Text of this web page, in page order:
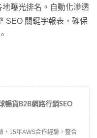
曝光排名。自動化滲透
SEO 關鍵字報表，確保
暢貨B2B網路行銷SEO
，15年AWS合作經驗，整合